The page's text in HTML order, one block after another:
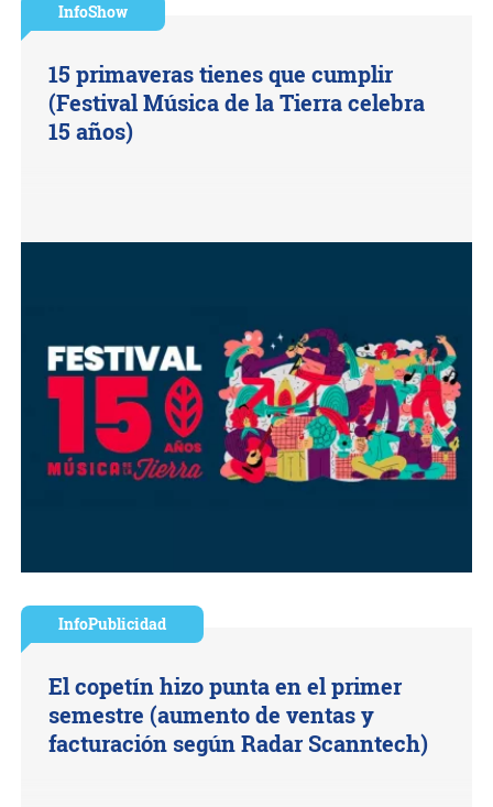
InfoShow
15 primaveras tienes que cumplir
(Festival Música de la Tierra celebra
15 años)
InfoPublicidad
El copetín hizo punta en el primer
semestre (aumento de ventas y
facturación según Radar Scanntech)